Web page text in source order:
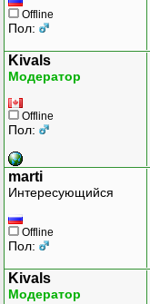
Offline
Пол:
Kivals
Модератор
Offline
Пол:
marti
Интересующийся
Offline
Пол:
Kivals
Модератор